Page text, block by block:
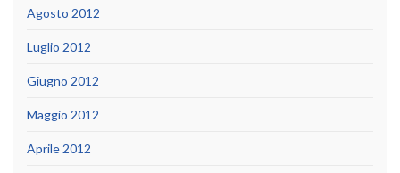
Agosto 2012
Luglio 2012
Giugno 2012
Maggio 2012
Aprile 2012